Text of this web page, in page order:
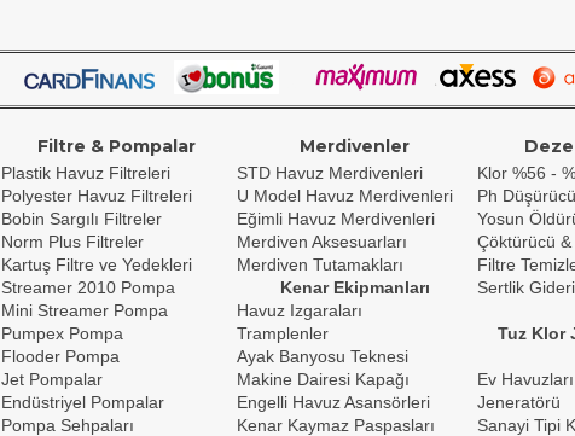
Filtre & Pompalar Merdivenler
Plastik Havuz Filtreleri
Polyester Havuz Filtreleri
Bobin Sargılı Filtreler
Norm Plus Filtreler
Kartuş Filtre ve Yedekleri
Streamer 2010 Pompa
Mini Streamer Pompa
Pumpex Pompa
Flooder Pompa
Jet Pompalar
Endüstriyel Pompalar
Pompa Sehpaları
STD Havuz Merdivenleri
U Model Havuz Merdivenleri
Eğimli Havuz Merdivenleri
Merdiven Aksesuarları
Merdiven Tutamakları
Kenar Ekipmanları
Havuz Izgaraları
Tramplenler
Ayak Banyosu Teknesi
Makine Dairesi Kapağı
Engelli Havuz Asansörleri
Kenar Kaymaz Paspasları
Klor %56 -
Ph Düşürücü
Yosun
Çöktürücü &
Filtre
Sertlik
Tuz Klor
Ev
Jeneratörü
Sanayi Tipi